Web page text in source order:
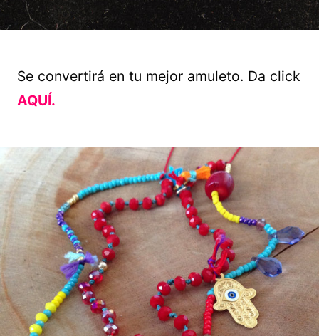
Se convertirá en tu mejor amuleto. Da click
AQUÍ.